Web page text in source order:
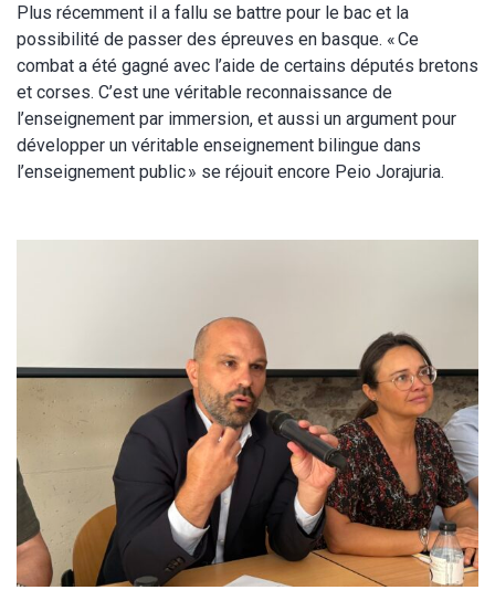
Plus récemment il a fallu se battre pour le bac et la
possibilité de passer des épreuves en basque. « Ce
combat a été gagné avec l’aide de certains députés bretons
et corses. C’est une véritable reconnaissance de
l’enseignement par immersion, et aussi un argument pour
développer un véritable enseignement bilingue dans
l’enseignement public » se réjouit encore Peio Jorajuria.